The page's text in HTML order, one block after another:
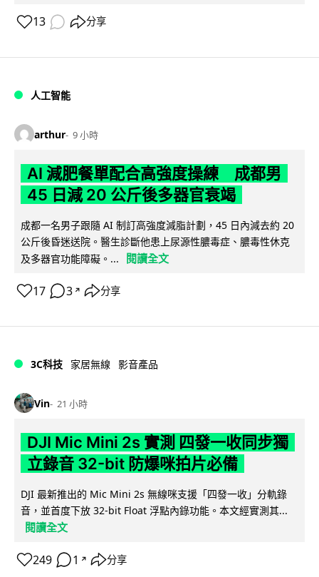
13 分享
人工智能
arthur 9 小時
AI 減肥餐單配合高強度操練 成都男
45 日減 20 公斤後多器官衰竭
成都一名男子跟隨 AI 制訂高強度減脂計劃，45 日內減去約 20
公斤後昏迷送院。醫生診斷他患上尿源性膿毒症、膿毒性休克
及多器官功能障礙。...
閱讀全文
17 3 ↗ 分享
3C科技 家居無線 影音產品
Vin 21 小時
DJI Mic Mini 2s 實測 四發一收同步獨
立錄音 32-bit 防爆咪拍片必備
DJI 最新推出的 Mic Mini 2s 無線咪支援「四發一收」分軌錄
音，並首度下放 32-bit Float 浮點內錄功能。本文經實測其...
閱讀全文
249 1 ↗ 分享